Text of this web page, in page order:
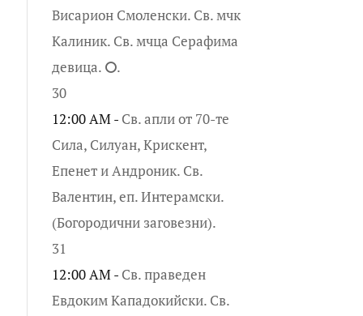
Висарион Смоленски. Св. мчк
Калиник. Св. мчца Серафима
девица. ⭘.
30
12:00 AM - Св. апли от 70-те
Сила, Силуан, Крискент,
Епенет и Андроник. Св.
Валентин, еп. Интерамски.
(Богородични заговезни).
31
12:00 AM - Св. праведен
Евдоким Кападокийски. Св.